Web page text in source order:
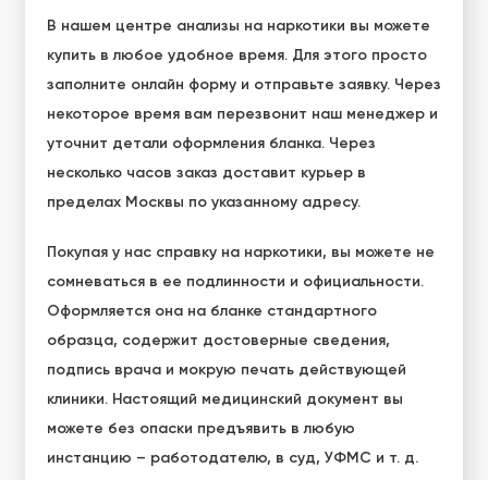
В нашем центре анализы на наркотики вы можете
купитьв любое удобное время. Для этого просто
заполните онлайн форму и отправьте заявку. Через
некоторое время вам перезвонит наш менеджер и
уточнит детали оформления бланка. Через
несколько часов заказ доставит курьер в
пределах Москвы по указанному адресу.
Покупая у нас справку на наркотики, вы можете не
сомневаться в ее подлинности и официальности.
Оформляется она на бланке стандартного
образца, содержит достоверные сведения,
подпись врача и мокрую печать действующей
клиники. Настоящий медицинский документ вы
можете без опаски предъявить в любую
инстанцию – работодателю, в суд, УФМС и т. д.